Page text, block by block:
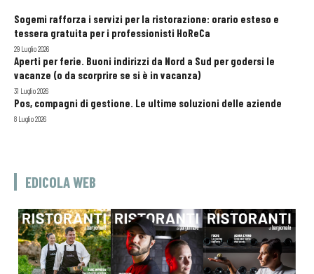
Sogemi rafforza i servizi per la ristorazione: orario esteso e
tessera gratuita per i professionisti HoReCa
29 Luglio 2026
Aperti per ferie. Buoni indirizzi da Nord a Sud per godersi le
vacanze (o da scorprire se si è in vacanza)
31 Luglio 2026
Pos, compagni di gestione. Le ultime soluzioni delle aziende
8 Luglio 2026
EDICOLA WEB